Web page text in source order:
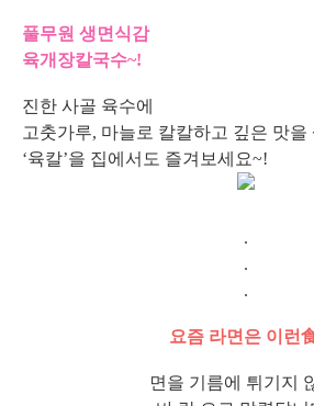
풀무원 생면식감
육개장칼국수~!
진한 사골 육수에
고춧가루, 마늘로 칼칼하고 깊은 맛을
‘육칼’을 집에서도 즐겨보세요~!
.
.
.
요즘 라면은 이런
면을 기름에 튀기지